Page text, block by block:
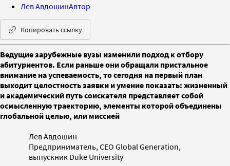
Лев АвдошинАвтор
Копировать ссылку
Ведущие зарубежные вузы изменили подход к отбору
абитуриентов. Если раньше они обращали пристальное
внимание на успеваемость, то сегодня на первый план
выходит целостность заявки и умение показать: жизненный
и академический путь соискателя представляет собой
осмысленную траекторию, элементы которой объединены
глобальной целью, или миссией
Лев Авдошин
Предприниматель, CEO Global Generation,
выпускник Duke University